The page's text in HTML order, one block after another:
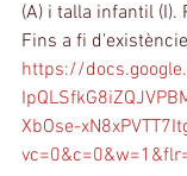
(A) i talla infantil (I).
Fins a fi
https://
XbOse-